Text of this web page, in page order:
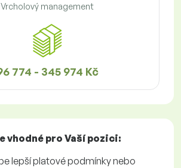
Vrcholový management
774 - 345 974 Kč
vhodné pro Vaší pozici:
lepší platové podmínky nebo